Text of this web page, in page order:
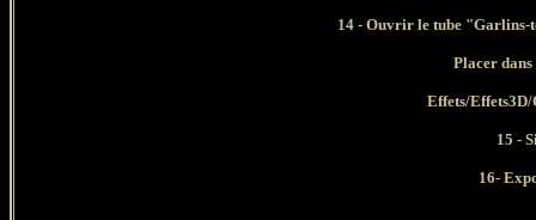
14 - Ouvrir le tube "Garlins-
Placer
Effets/
15 -
16-